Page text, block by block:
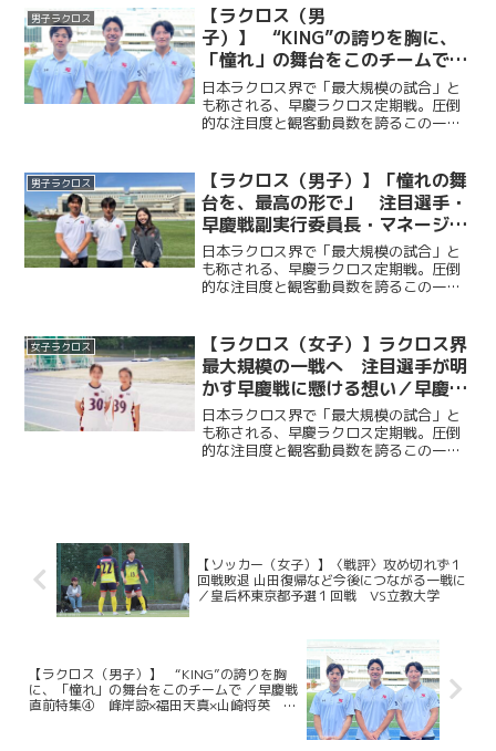
原紫乃（法２・慶應女子）の得点で粘り
強く追いつき、第３Q終了時...
男子ラクロス
【ラクロス（男
子）】 “KING”の誇りを胸に、
「憧れ」の舞台をこのチームで
／早慶戦直前特集④ 峰岸諒×福
田天真×山崎将英 （主将・副将
対談）
日本ラクロス界で「最大規模の試合」と
も称される、早慶ラクロス定期戦。圧倒
的な注目度と観客動員数を誇るこの一戦
ぶ。“KING”をスローガンに掲げ、早慶戦
５連覇を目指して戦う...
男子ラクロス
【ラクロス（男子）】「憧れの舞
台を、最高の形で」 注目選手・
早慶戦副実行委員長・マネージャ
ーリーダーが語る早慶戦への情熱
／早慶戦直前特集② 鈴木孝人×
力石達也×高橋佑佳 （注目選
ネージャーリーダー対談）
日本ラクロス界で「最大規模の試合」と
も称される、早慶ラクロス定期戦。圧倒
的な注目度と観客動員数を誇るこの一戦
ぶ。“KING”をスローガンに掲げ、早慶戦
５連覇を目指して戦う...
女子ラクロス
【ラクロス（女子）】ラクロス界
最大規模の一戦へ 注目選手が明
かす早慶戦に懸ける想い／早慶戦
直前特集① 佐藤優衣×重村百香
（注目選手対談）
日本ラクロス界で「最大規模の試合」と
も称される、早慶ラクロス定期戦。圧倒
的な注目度と観客動員数を誇るこの一戦
【ソッカー（女子）】〈戦評〉攻め切れず１
回戦敗退 山田復帰など今後につながる一戦に
／皇后杯東京都予選１回戦 VS立教大学
【ラクロス（男子）】 “KING”の誇りを胸
に、「憧れ」の舞台をこのチームで ／早慶戦
直前特集④ 峰岸諒×福田天真×山崎将英